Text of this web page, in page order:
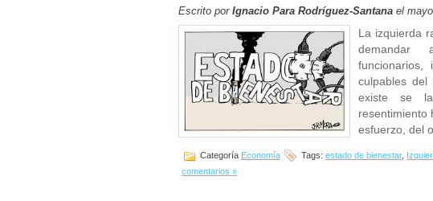
Escrito por Ignacio Para Rodríguez-Santana el
La izquierda
demandar
funcionarios,
culpables
existe se
resentimiento
esfuerzo, del
Categoría Economía Tags: estado de bienestar,
comentarios »